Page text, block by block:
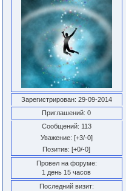
Зарегистрирован: 29-09-2014
Приглашений: 0
Сообщений: 113
Уважение: [+3/-0]
Позитив: [+0/-0]
Провел на форуме:
1 день 15 часов
Последний визит: